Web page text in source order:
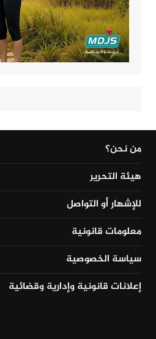
من نحن؟
هيئة التحرير
للإشهار أو التواصل
معلومات قانونية
سياسة الخصوصية
إعلانات قانونية وإدارية وقضائية